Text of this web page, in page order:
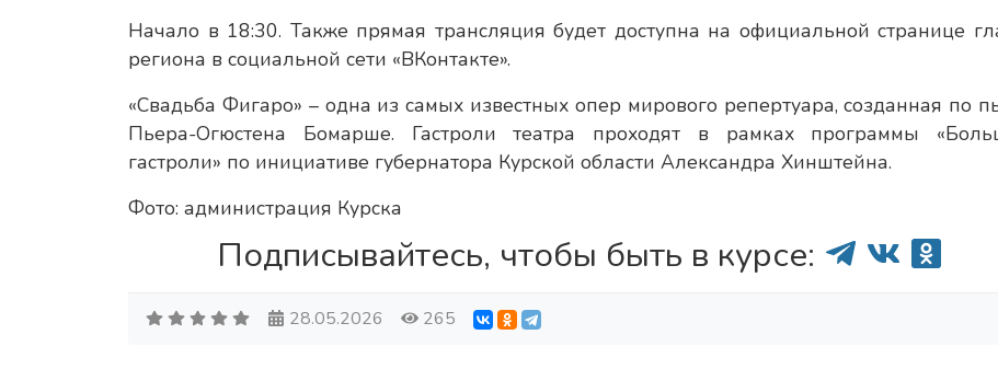
Начало в 18:30. Также прямая трансляция будет доступна на официальной странице
региона в социальной сети «ВКонтакте».
«Свадьба Фигаро» – одна из самых известных опер мирового репертуара, созданная по
Пьера-Огюстена Бомарше. Гастроли театра проходят в рамках программы
гастроли» по инициативе губернатора Курской области Александра Хинштейна.
Фото: администрация Курска
Подписывайтесь, чтобы быть в курсе:
28.05.2026 265